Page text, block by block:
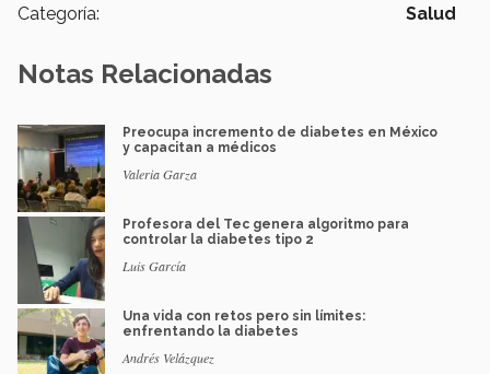
Categoría: Salud
Notas Relacionadas
Preocupa incremento de diabetes en México
y capacitan a médicos
Valeria Garza
Profesora del Tec genera algoritmo para
controlar la diabetes tipo 2
Luis García
Una vida con retos pero sin límites:
enfrentando la diabetes
Andrés Velázquez